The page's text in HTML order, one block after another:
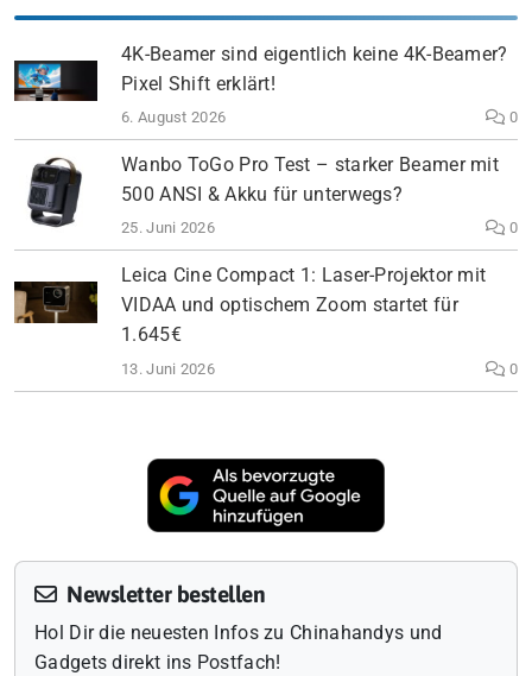
4K-Beamer sind eigentlich keine 4K-Beamer?
Pixel Shift erklärt!
6. August 2026 0
Wanbo ToGo Pro Test – starker Beamer mit
500 ANSI & Akku für unterwegs?
25. Juni 2026 0
Leica Cine Compact 1: Laser-Projektor mit
VIDAA und optischem Zoom startet für
1.645€
13. Juni 2026 0
Newsletter bestellen
Hol Dir die neuesten Infos zu Chinahandys und
Gadgets direkt ins Postfach!